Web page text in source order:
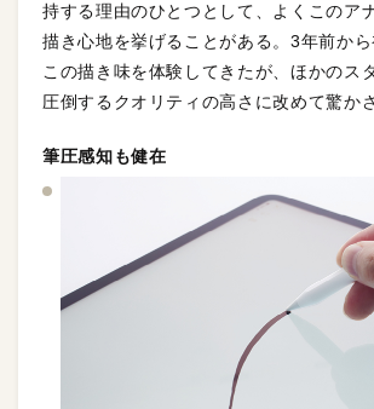
持する理由のひとつとして、よくこのア
描き心地を挙げることがある。3年前か
この描き味を体験してきたが、ほかのス
圧倒するクオリティの高さに改めて驚か
筆圧感知も健在